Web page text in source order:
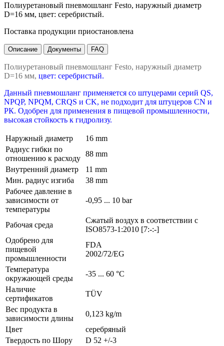
Полиуретановый пневмошланг Festo, наружный диаметр
D=16 мм, цвет: серебристый.
Поставка продукции приостановлена
Описание Документы FAQ
Полиуретановый пневмошланг Festo, наружный диаметр
D=16 мм, цвет: серебристый.
Данный пневмошланг применяется со штуцерами серий QS,
NPQP, NPQM, CRQS и CK, не подходит для штуцеров CN и
РК. Одобрен для применения в пищевой промышленности,
высокая стойкость к гидролизу.
Наружный диаметр
16 mm
Радиус гибки по
отношению к расходу
88 mm
Внутренний диаметр
11 mm
Мин. радиус изгиба
38 mm
Рабочее давление в
зависимости от
температуры
-0,95 ... 10 bar
Рабочая среда
Сжатый воздух в соответствии с
ISO8573-1:2010 [7:-:-]
Одобрено для
пищевой
промышленности
FDA
2002/72/EG
Температура
окружающей среды
-35 ... 60 °C
Наличие
сертификатов
TÜV
Вес продукта в
зависимости длины
0,123 kg/m
Цвет
серебряный
Твердость по Шору
D 52 +/-3